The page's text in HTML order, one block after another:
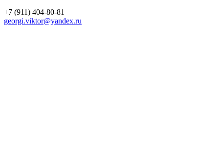
+7 (911) 404-80-81
georgi.viktor@yandex.ru